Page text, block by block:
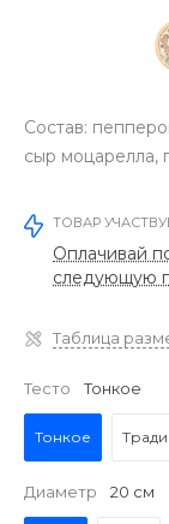
‹
Состав:
сыр моцарелла,
ТОВАР
Оплачивай
следующую
Таблица
Тесто Тонкое
Тонкое
Диаметр 20 см